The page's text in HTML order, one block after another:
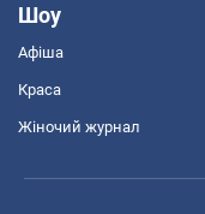
Шоу
Афіша
Краса
Жіночий журнал